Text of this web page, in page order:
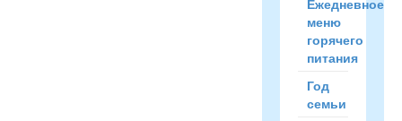
Ежедневное
меню
горячего
питания
Год
семьи